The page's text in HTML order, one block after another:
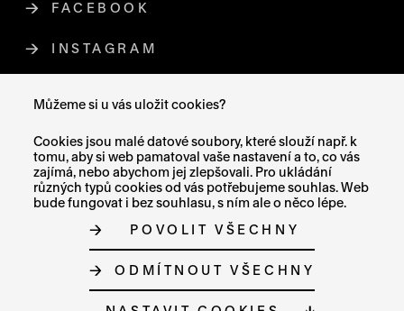
Můžeme si u vás uložit cookies?
Cookies jsou malé datové soubory, které slouží např. k
tomu, aby si web pamatoval vaše nastavení a to, co vás
zajímá, nebo abychom jej zlepšovali. Pro ukládání
různých typů cookies od vás potřebujeme souhlas. Web
bude fungovat i bez souhlasu, s ním ale o něco lépe.
POVOLIT VŠECHNY
ODMÍTNOUT VŠECHNY
FACEBOOKODKAZ SE OTEVŘE NA NOVÉ
INSTAGRAMODKAZ SE OTEVŘE NA NOVÉ
© MUZEUM UMĚNÍ OLOMOUC 2023
PROHLÁŠENÍ O PŘÍSTUPNOSTI
O COOKIES
NASTAVENÍ COOKIES